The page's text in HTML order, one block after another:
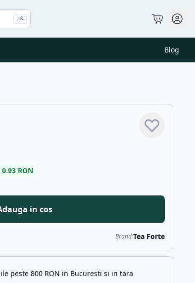
⌘K
Blog
0.93 RON
in cos
Brand:Tea Forte
peste 800 RON in Bucuresti si in tara